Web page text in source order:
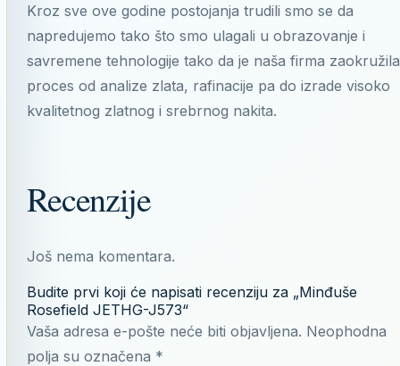
Kroz sve ove godine postojanja trudili smo se da
napredujemo tako što smo ulagali u obrazovanje i
savremene tehnologije tako da je naša firma zaokružila
proces od analize zlata, rafinacije pa do izrade visoko
kvalitetnog zlatnog i srebrnog nakita.
Recenzije
Još nema komentara.
Budite prvi koji će napisati recenziju za „Minđuše
Rosefield JETHG-J573“
Vaša adresa e-pošte neće biti objavljena. Neophodna
polja su označena *